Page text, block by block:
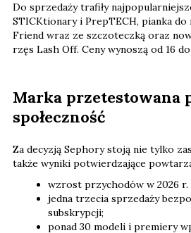
Do sprzedaży trafiły
STICKtionary i PrepTECH, pianka do
Friend wraz ze szczoteczką oraz
rzęs Lash Off. Ceny wynoszą od 16
Marka przetestowana
społeczność
Za decyzją Sephory stoją nie tylko
także wyniki potwierdzające
wzrost przychodów w 2026
jedna trzecia sprzedaży
subskrypcji;
ponad 30 modeli i premiery